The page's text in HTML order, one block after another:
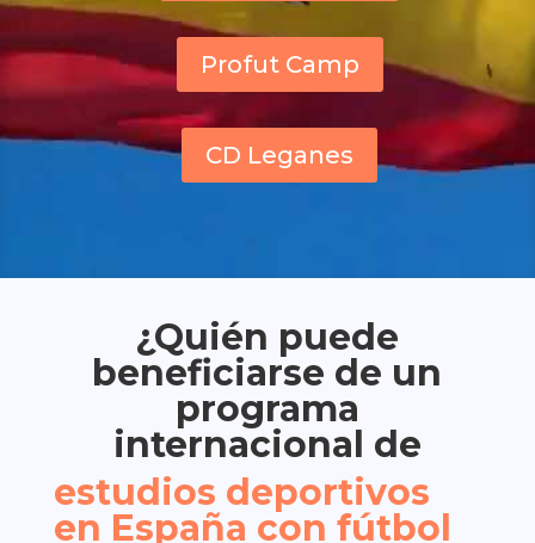
Profut Camp
CD Leganes
¿Quién puede
beneficiarse de un
programa
internacional de
estudios deportivos
en España con fútbol